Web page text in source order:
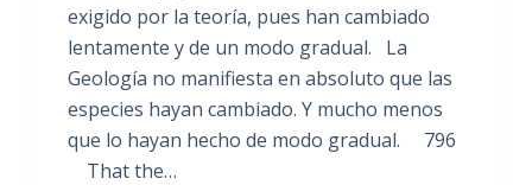
exigido por la teoría, pues han cambiado
lentamente y de un modo gradual. La
Geología no manifiesta en absoluto que las
especies hayan cambiado. Y mucho menos
que lo hayan hecho de modo gradual. 796
That the…